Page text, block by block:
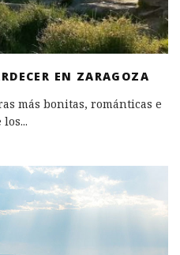
EN ZARAGOZA
más bonitas, románticas e
los...